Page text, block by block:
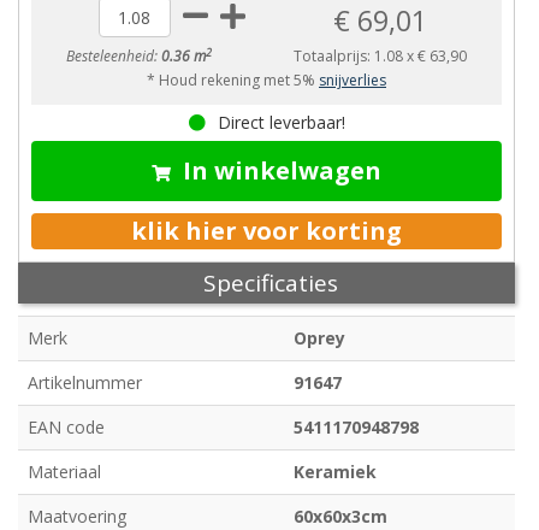
Besteleenheid:0.36 m2
€ 69,01
Totaalprijs: 1.08x€ 63,90
* Houd rekening met 5% snijverlies
Direct leverbaar!
In winkelwagen
klik hier voor korting
Specificaties
Merk
Oprey
Artikelnummer
91647
EAN code
5411170948798
Materiaal
Keramiek
Maatvoering
60x60x3cm